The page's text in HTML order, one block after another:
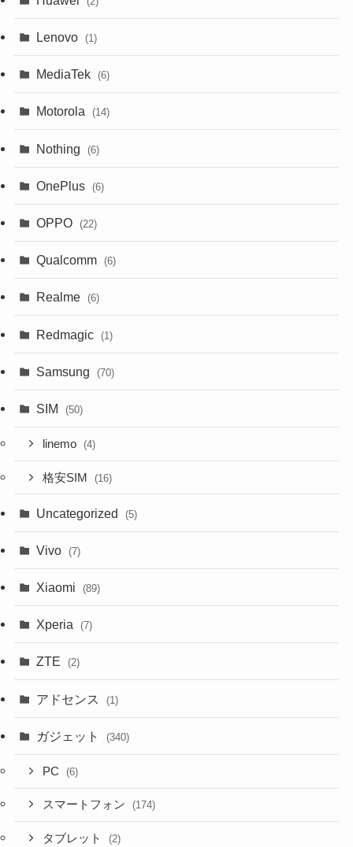
Lenovo (1)
MediaTek (6)
Motorola (14)
Nothing (6)
OnePlus (6)
OPPO (22)
Qualcomm (6)
Realme (6)
Redmagic (1)
Samsung (70)
SIM (50)
linemo (4)
格安SIM (16)
Uncategorized (5)
Vivo (7)
Xiaomi (89)
Xperia (7)
ZTE (2)
アドセンス (1)
ガジェット (340)
PC (6)
スマートフォン (174)
タブレット (2)